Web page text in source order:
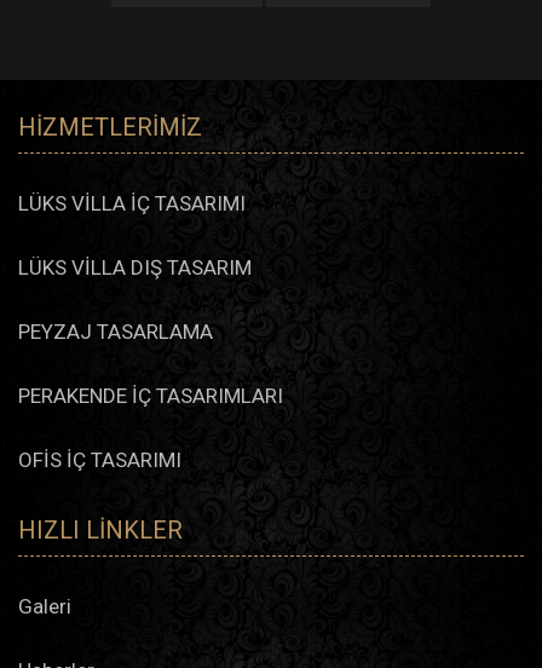
HIZMETLERIMIZ
LÜKS VİLLA İÇ TASARIMI
LÜKS VİLLA DIŞ TASARIM
PEYZAJ TASARLAMA
PERAKENDE İÇ TASARIMLARI
OFİS İÇ TASARIMI
HIZLI LINKLER
Galeri